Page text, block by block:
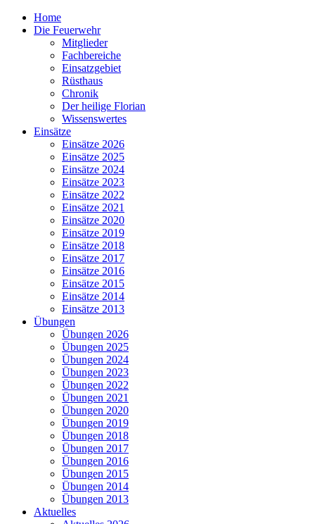
Home
Die Feuerwehr
Mitglieder
Fachbereiche
Einsatzgebiet
Rüsthaus
Chronik
Der heilige Florian
Wissenswertes
Einsätze
Einsätze 2026
Einsätze 2025
Einsätze 2024
Einsätze 2023
Einsätze 2022
Einsätze 2021
Einsätze 2020
Einsätze 2019
Einsätze 2018
Einsätze 2017
Einsätze 2016
Einsätze 2015
Einsätze 2014
Einsätze 2013
Übungen
Übungen 2026
Übungen 2025
Übungen 2024
Übungen 2023
Übungen 2022
Übungen 2021
Übungen 2020
Übungen 2019
Übungen 2018
Übungen 2017
Übungen 2016
Übungen 2015
Übungen 2014
Übungen 2013
Aktuelles